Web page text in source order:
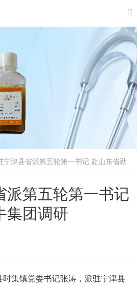
派第五轮第一书记
集团调研
时集镇党委书记张涛，派驻宁津县